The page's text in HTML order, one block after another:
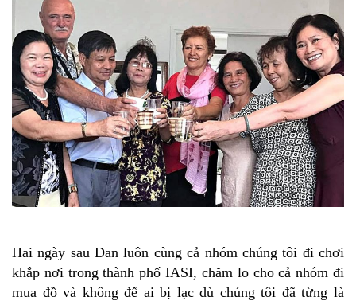
Hai ngày sau Dan luôn cùng cả nhóm chúng tôi đi chơi
khắp nơi trong thành phố IASI, chăm lo cho cả nhóm đi
mua đồ và không để ai bị lạc dù chúng tôi đã từng là